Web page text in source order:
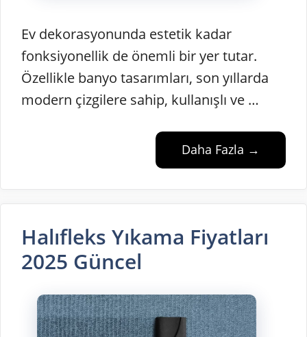
Ev dekorasyonunda estetik kadar
fonksiyonellik de önemli bir yer tutar.
Özellikle banyo tasarımları, son yıllarda
modern çizgilere sahip, kullanışlı ve …
Daha Fazla →
Halıfleks Yıkama Fiyatları
2025 Güncel